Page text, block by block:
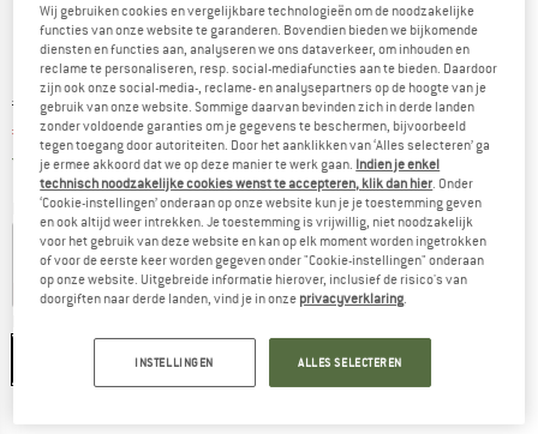
Oorspronkelijke prijs :
€ 229,95
Prijs:
€ 172,46 incl. BTW
Gratis verzending(NL)Nederland. Informatie over de
Kleur:Dark Leaf
-25% -25% -25%
L XXL
Wij gebruiken cookies en vergelijkbare technologieën om de noodzakelijke
functies van onze website te garanderen. Bovendien bieden we bijkomende
diensten en functies aan, analyseren we ons dataverkeer, om inhouden en
reclame te personaliseren, resp. social-mediafuncties aan te bieden. Daardoor
zijn ook onze social-media-, reclame- en analysepartners op de hoogte van je
gebruik van onze website. Sommige daarvan bevinden zich in derde landen
zonder voldoende garanties om je gegevens te beschermen, bijvoorbeeld
tegen toegang door autoriteiten. Door het aanklikken van ‘Alles selecteren’ ga
je ermee akkoord dat we op deze manier te werk gaan. Indien je enkel
technisch noodzakelijke cookies wenst te accepteren, klik dan hier . Onder
‘Cookie-instellingen’ onderaan op onze website kun je je toestemming geven
en ook altijd weer intrekken. Je toestemming is vrijwillig, niet noodzakelijk
voor het gebruik van deze website en kan op elk moment worden ingetrokken
of voor de eerste keer worden gegeven onder "Cookie-instellingen" onderaan
op onze website. Uitgebreide informatie hierover, inclusief de risico's van
doorgiften naar derde landen, vind je in onze privacyverklaring
INSTELLINGEN ALLES SELECTEREN